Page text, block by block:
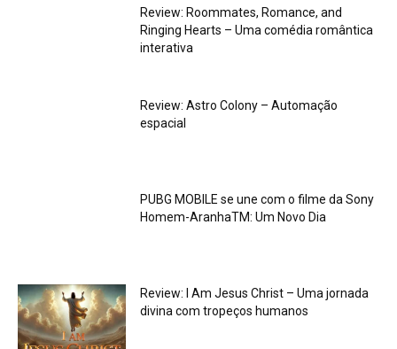
Review: Roommates, Romance, and
Ringing Hearts – Uma comédia romântica
interativa
Review: Astro Colony – Automação
espacial
PUBG MOBILE se une com o filme da Sony
Homem-AranhaTM: Um Novo Dia
Review: I Am Jesus Christ – Uma jornada
divina com tropeços humanos